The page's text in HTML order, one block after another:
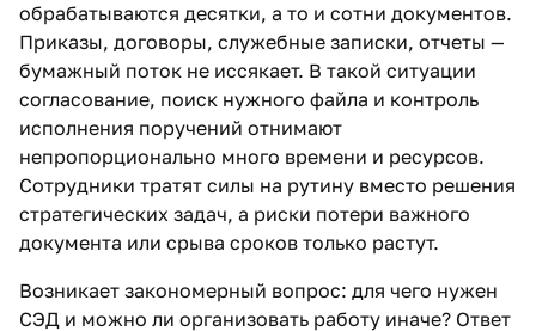
обрабатываются десятки, а то и сотни документов.
Приказы, договоры, служебные записки, отчеты —
бумажный поток не иссякает. В такой ситуации
согласование, поиск нужного файла и контроль
исполнения поручений отнимают
непропорционально много времени и ресурсов.
Сотрудники тратят силы на рутину вместо решения
стратегических задач, а риски потери важного
документа или срыва сроков только растут.
Возникает закономерный вопрос: для чего нужен
СЭД и можно ли организовать работу иначе? Ответ